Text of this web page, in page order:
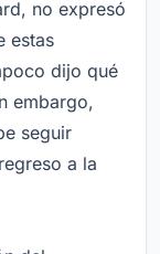
no expresó
estas
dijo qué
embargo,
seguir
a la